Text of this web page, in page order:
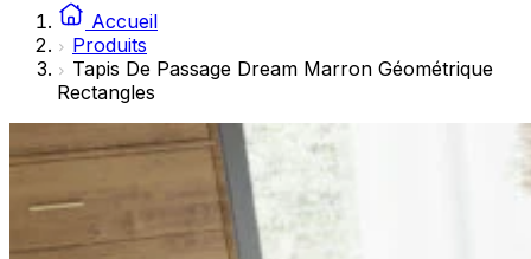
Accueil
Produits
Tapis De Passage Dream Marron Géométrique
Rectangles
Les cookies marketing sont utilisés pour suivre les
engageantes pour l'utilisateur individuel et, par
Non classés
Les cookies non classés sont des cookies qui sont en